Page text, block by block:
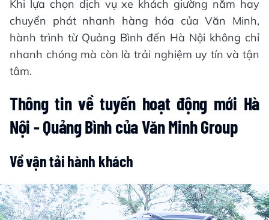
Khi lựa chọn dịch vụ xe khách giường nằm hay
chuyển phát nhanh hàng hóa của Văn Minh,
hành trình từ Quảng Bình đến Hà Nội không chỉ
nhanh chóng mà còn là trải nghiệm uy tín và tận
tâm.
Thông tin về tuyến hoạt động mới Hà
Nội - Quảng Bình của Văn Minh‎Group
Về vận tải hành khách